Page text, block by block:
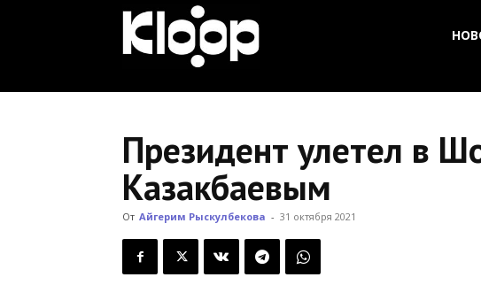
Новости
Кыргызстана
Президент улетел в
Казакбаевым
От Айгерим Рыскулбекова - 31 октября 2021